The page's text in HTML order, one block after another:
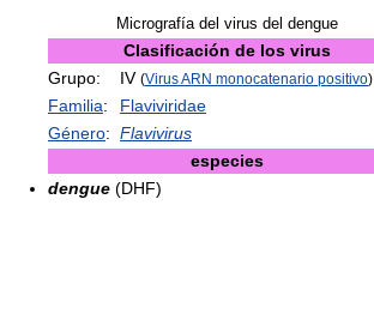
Micrografía del virus del dengue
Clasificación de los virus
Grupo:
IV (Virus ARN monocatenario positivo)
Familia:
Flaviviridae
Género: Flavivirus
especies
dengue (DHF)